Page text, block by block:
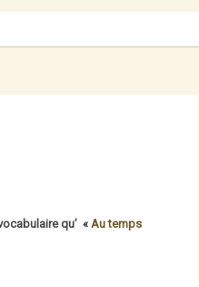
qu’ « Au temps